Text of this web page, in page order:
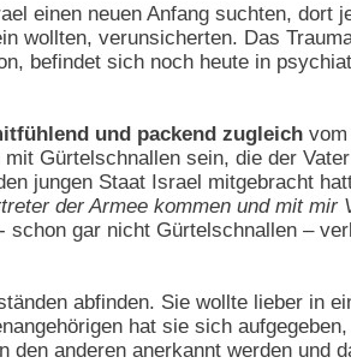
einen neuen Anfang suchten, dort
wollten, verunsicherten. Das
befindet sich noch heute in
und packend zugleich vom
Gürtelschnallen sein, die der
jungen Staat Israel mitgebracht
der Armee kommen und mit mir
gar nicht Gürtelschnallen –
abfinden. Sie wollte lieber in
hat sie sich
den anderen anerkannt werden und